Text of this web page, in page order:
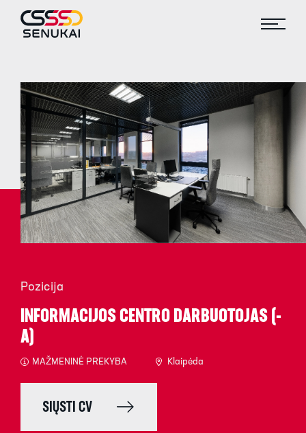
Pozicija
INFORMACIJOS CENTRO DARBUOTOJAS (-
A)
MAŽMENINĖ PREKYBA Klaipėda
SIŲSTI CV